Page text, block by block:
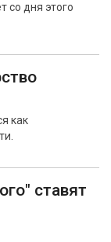
со дня этого
как
ставят